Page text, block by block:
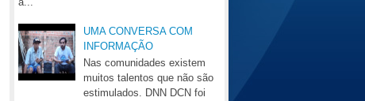
UMA CONVERSA COM
INFORMAÇÃO
Nas comunidades existem
muitos talentos que não são
estimulados. DNN DCN foi